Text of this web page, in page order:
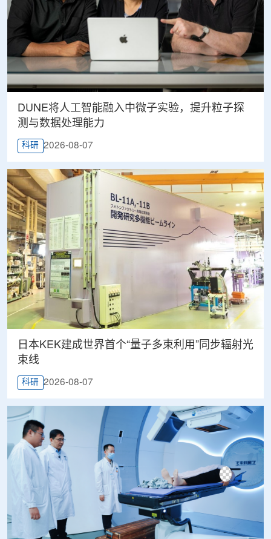
DUNE将人工智能融入中微子实验，提升粒子探
测与数据处理能力
科研 2026-08-07
日本KEK建成世界首个“量子多束利用”同步辐射光
束线
科研 2026-08-07